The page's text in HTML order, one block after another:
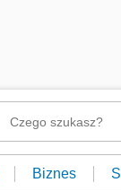
Biznes